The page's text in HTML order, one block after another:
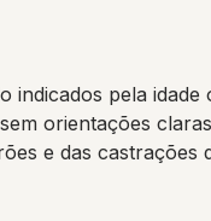
pela
orientações
e das